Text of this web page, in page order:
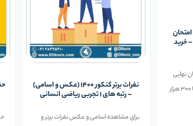
نهایی نهم و دوازدهم 1400 – خرید
نهایی
نهم و دوازدهم 1400 با قیمت 100 تا 300 هزار
نفرات برتر کنکور 1400 (عکس و اسامی)
– رتبه های 1 تجربی ریاضی انسانی
برای مشاهده اسامی و عکس نفرات برتر و